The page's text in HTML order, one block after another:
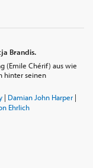
Brandis.
(Emile Chérif) aus wie
hinter seinen
| Damian John Harper|
Ehrlich